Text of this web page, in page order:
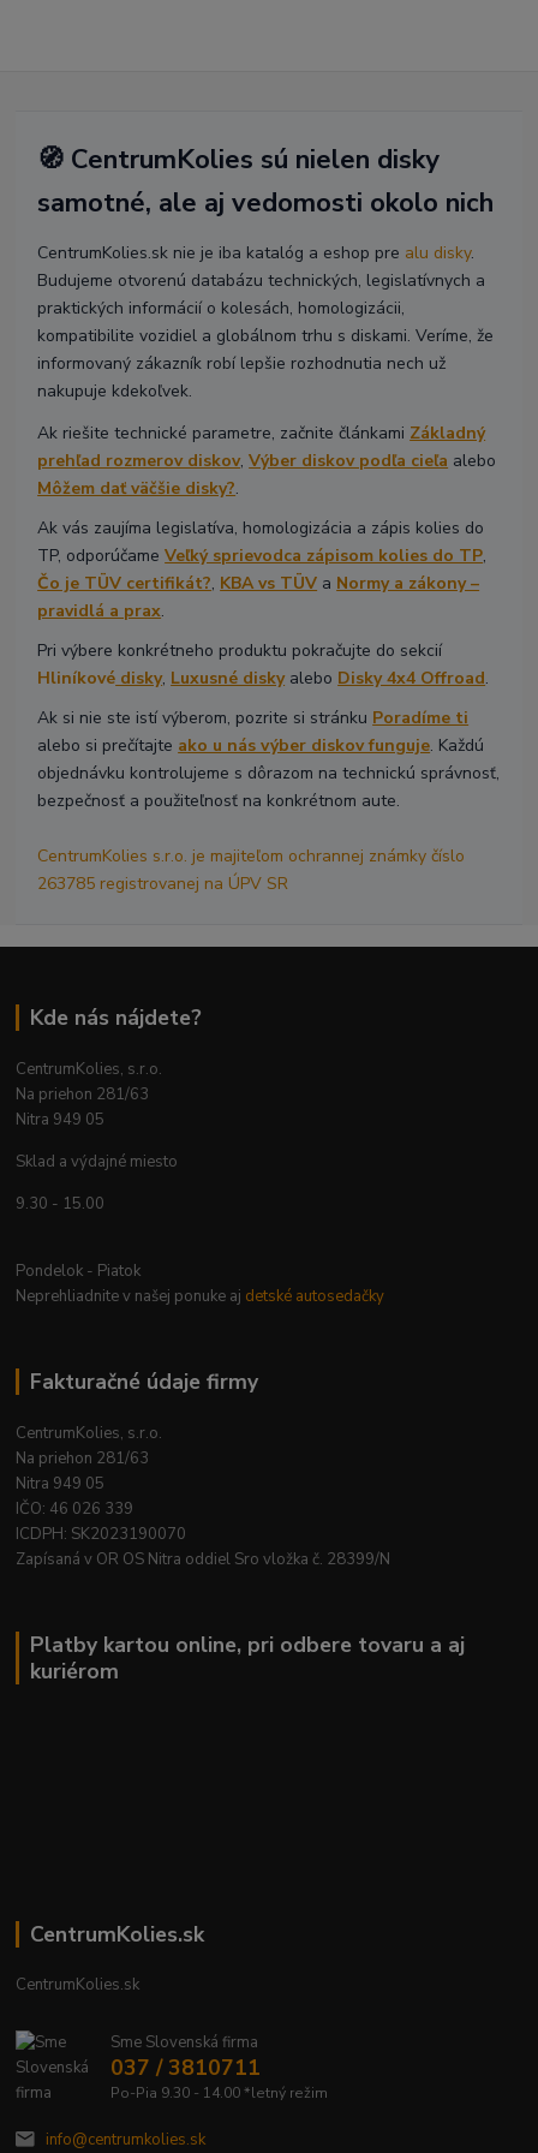
🧭 CentrumKolies sú nielen disky
samotné, ale aj vedomosti okolo nich
CentrumKolies.sk nie je iba katalóg a eshop pre alu disky.
Budujeme otvorenú databázu technických, legislatívnych a
praktických informácií o kolesách, homologizácii,
kompatibilite vozidiel a globálnom trhu s diskami. Veríme, že
informovaný zákazník robí lepšie rozhodnutia nech už
nakupuje kdekoľvek.
Ak riešite technické parametre, začnite článkami Základný
prehľad rozmerov diskov,Výber diskov podľa cieľa alebo
Môžem dať väčšie disky?.
Ak vás zaujíma legislatíva, homologizácia a zápis kolies do
TP, odporúčameVeľký sprievodca zápisom kolies do TP,
Čo je TÜV certifikát?, KBA vs TÜV a Normy a zákony –
pravidlá a prax.
Pri výbere konkrétneho produktu pokračujte do sekcií
Hliníkové disky, Luxusné diskyalebo Disky 4x4 Offroad.
Ak si nie ste istí výberom, pozrite si stránku Poradíme ti
alebo si prečítajte ako u nás výber diskov funguje. Každú
objednávku kontrolujeme s dôrazom na technickú správnosť,
bezpečnosť a použiteľnosť na konkrétnom aute.
CentrumKolies s.r.o. je majiteľom ochrannej známky číslo
263785 registrovanej na ÚPV SR
Kde nás nájdete?
CentrumKolies, s.r.o.
Na priehon 281/63
Nitra 949 05
Sklad a výdajné miesto
9.30 - 15.00
Pondelok - Piatok
Neprehliadnite v našej ponuke aj detské autosedačky
Fakturačné údaje firmy
CentrumKolies, s.r.o.
Na priehon 281/63
Nitra 949 05
IČO: 46 026 339
ICDPH: SK2023190070
Zapísaná v OR OS Nitra oddiel Sro vložka č. 28399/N
Platby kartou online, pri odbere tovaru a aj
kuriérom
CentrumKolies.sk
CentrumKolies.sk
Sme Slovenská firma
037 / 3810711
Po-Pia 9.30 - 14.00 *letný režim
info@centrumkolies.sk